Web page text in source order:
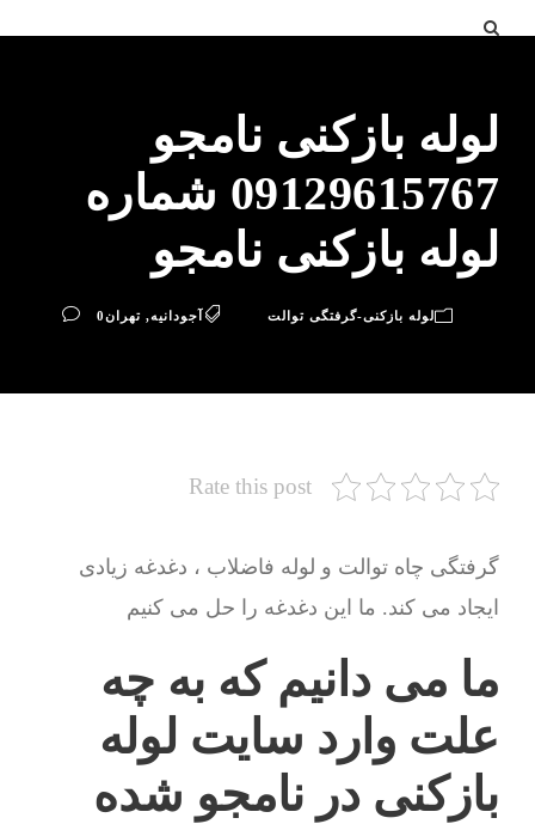
لوله بازکنی نامجو
09129615767 شماره
لوله بازکنی نامجو
لوله بازکنی-گرفتگی توالت آجودانیه, تهران0
Rate this post
گرفتگی چاه توالت و لوله فاضلاب ، دغدغه زیادی
ایجاد می کند. ما این دغدغه را حل می کنیم
ما می دانیم که به چه
علت وارد سایت لوله
بازکنی در نامجو شده